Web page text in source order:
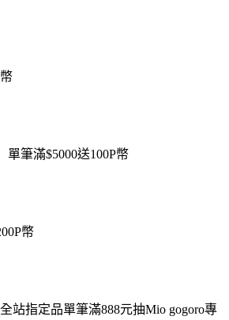
單筆滿$5000送100P幣
幣
全站指定品單筆滿888元抽Mio gogoro專